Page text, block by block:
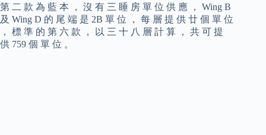
第 二 款 為 藍 本 ， 沒 有 三 睡 房 單 位 供 應 ， Wing B
及 Wing D 的 尾 端 是 2B 單 位 ， 每 層 提 供 廿 個 單 位
， 標 準 的 第 六 款 ， 以 三 十 八 層 計 算 ， 共 可 提
供 759 個 單 位 。